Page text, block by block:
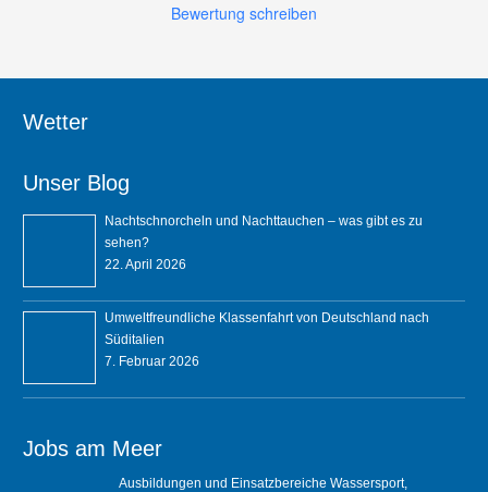
Bewertung schreiben
Wetter
Unser Blog
Nachtschnorcheln und Nachttauchen – was gibt es zu
sehen?
22. April 2026
Umweltfreundliche Klassenfahrt von Deutschland nach
Süditalien
7. Februar 2026
Jobs am Meer
Ausbildungen und Einsatzbereiche Wassersport,